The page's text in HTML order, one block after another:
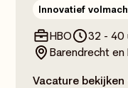
Innovatief
HBO
32 - 40
Barendrecht en
Vacature bekijken